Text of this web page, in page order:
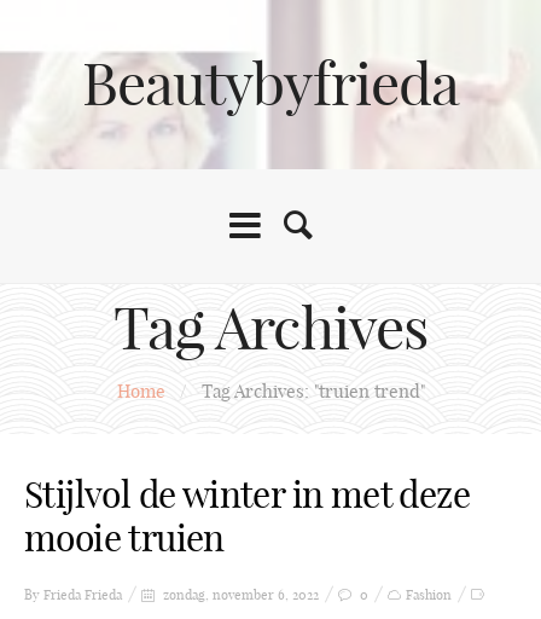
Beautybyfrieda
Tag Archives
Home / Tag Archives: "truien trend"
Stijlvol de winter in met deze
mooie truien
By Frieda Frieda zondag, november 6, 2022 0
Fashion